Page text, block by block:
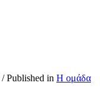
/Published in Η ομάδα